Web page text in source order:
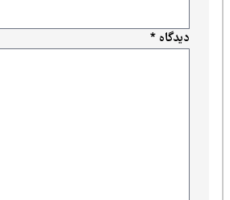
دیدگاه*